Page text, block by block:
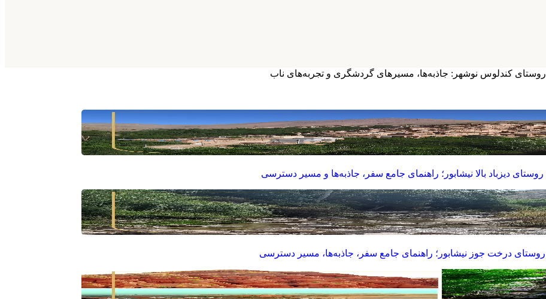
روستای کندلوس نوشهر: جاذبه‌ها، مسیرهای گردشگری و تجربه‌های ناب
روستای دیزباد بالا نیشابور؛ راهنمای جامع سفر، جاذبه‌ها و مسیر دسترسی
روستای درخت جوز نیشابور؛ راهنمای جامع سفر، جاذبه‌ها، مسیر دسترسی